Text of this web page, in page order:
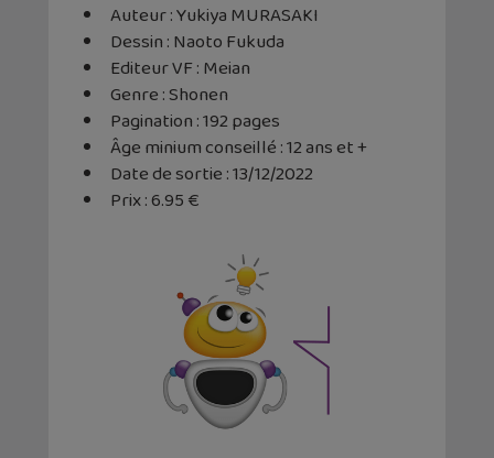
Auteur : Yukiya MURASAKI
Dessin : Naoto Fukuda
Editeur VF : Meian
Genre : Shonen
Pagination : 192 pages
Âge minium conseillé : 12 ans et +
Date de sortie : 13/12/2022
Prix : 6.95 €